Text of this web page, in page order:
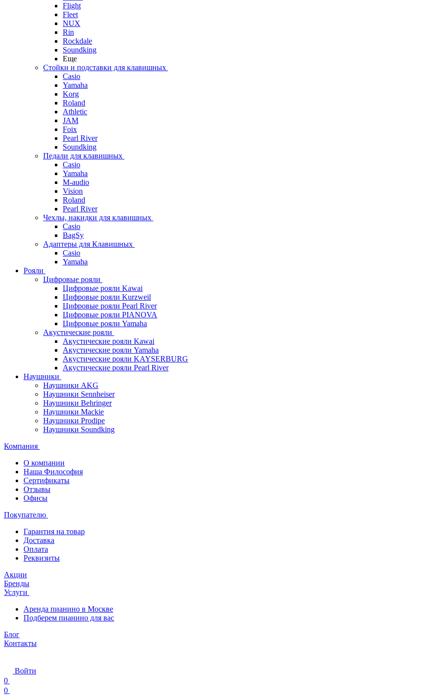
Flight
Fleet
NUX
Rin
Rockdale
Soundking
Еще
Стойки и подставки для клавишных
Casio
Yamaha
Korg
Roland
Athletic
JAM
Foix
Pearl River
Soundking
Педали для клавишных
Casio
Yamaha
M-audio
Vision
Roland
Pearl River
Чехлы, накидки для клавишных
Casio
BagSy
Адаптеры для Клавишных
Casio
Yamaha
Рояли
Цифровые рояли
Цифровые рояли Kawai
Цифровые рояли Kurzweil
Цифровые рояли Pearl River
Цифровые рояли PIANOVA
Цифровые рояли Yamaha
Акустические рояли
Акустические рояли Kawai
Акустические рояли Yamaha
Акустические рояли KAYSERBURG
Акустические рояли Pearl River
Наушники
Наушники AKG
Наушники Sennheiser
Наушники Behringer
Наушники Mackie
Наушники Prodipe
Наушники Soundking
Компания
О компании
Наша Философия
Сертификаты
Отзывы
Офисы
Покупателю
Гарантия на товар
Доставка
Оплата
Реквизиты
Акции
Бренды
Услуги
Аренда пианино в Москве
Подберем пианино для вас
Блог
Контакты
Войти
0
0